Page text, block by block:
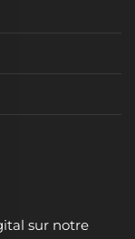
sur notre